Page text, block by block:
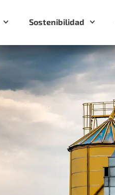
Sostenibilidad